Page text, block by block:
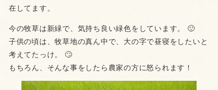
在してます。
今の牧草は新緑で、気持ち良い緑色をしています。 🙂
子供の頃は、牧草地の真ん中で、大の字で昼寝をしたいと
考えてたっけ。 🙄
もちろん、そんな事をしたら農家の方に怒られます！